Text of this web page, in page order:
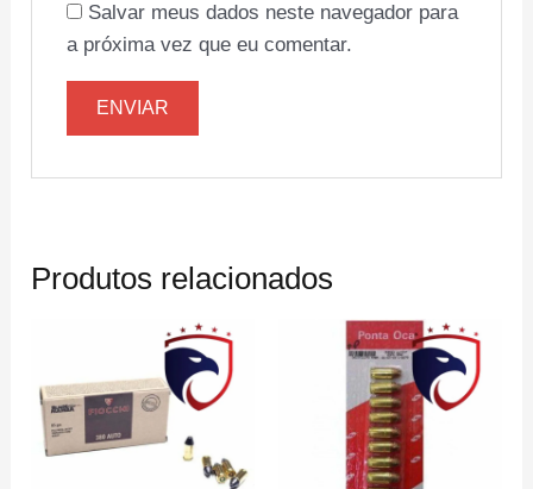
Salvar meus dados neste navegador para
a próxima vez que eu comentar.
Produtos relacionados